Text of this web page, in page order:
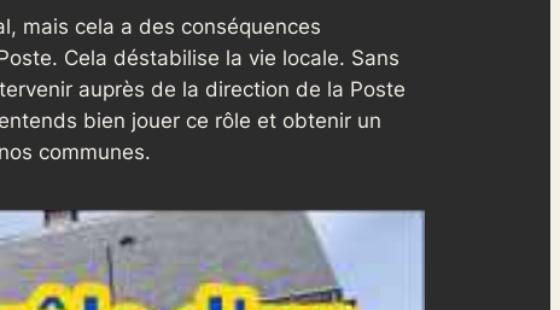
mais cela a des conséquences
Cela déstabilise la vie locale. Sans
auprès de la direction de la Poste
bien jouer ce rôle et obtenir un
communes.